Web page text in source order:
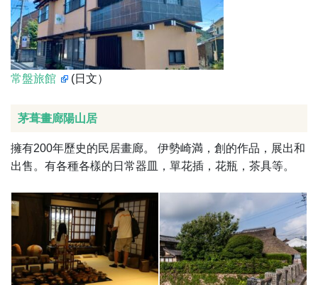
常盤旅館 (日文）
茅葺畫廊陽山居
擁有200年歷史的民居畫廊。 伊勢崎満，創的作品，展出和
出售。有各種各樣的日常器皿，單花插，花瓶，茶具等。